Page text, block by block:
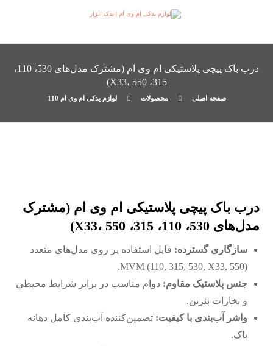
درب باک پیچی پلاستیکی ام وی ام (مشترک مدل‌های 530، 110،
315، X33، 550)
صفحه اصلی محصولات لوازم یدکی ام وی ام 110
درب باک پیچی پلاستیکی ام وی ام (مشترک
مدل‌های 530، 110، 315، X33، 550)
سازگاری گسترده: قابل استفاده بر روی مدل‌های متعدد
MVM (110, 315, 530, X33, 550).
جنس پلاستیک مقاوم: دوام مناسب در برابر شرایط محیطی
و بخارات بنزین.
واشر آب‌بندی با کیفیت: تضمین‌کننده آب‌بندی کامل دهانه
باک.